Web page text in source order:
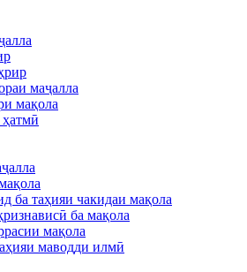
маҷалла
мақола
ба таҳияи чакидаи мақола
ба мақола
мақола
маводди илмӣ